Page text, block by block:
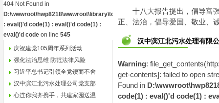
404 Not Found in
D:\wwwroot\hwp8218\wwwroot\library\toolkit.php(2)
: eval()'d code(1) : eval()'d code(1) :
eval()'d code on line 545
庆祝建党105周年系列活动
强化法治思维 防范法律风险
习近平总书记引领全党锲而不舍
贯...
汉中滨江北污水处理公司党支部
圆...
心连你我齐携手，共建家园送温
十八大报告提出，倡导富强
正、法治，倡导爱国、敬业、
汉中滨江北污水处理有限
Warning:
get-contents]: failed to open
Found in
code(1) : eval()'d code(1) :